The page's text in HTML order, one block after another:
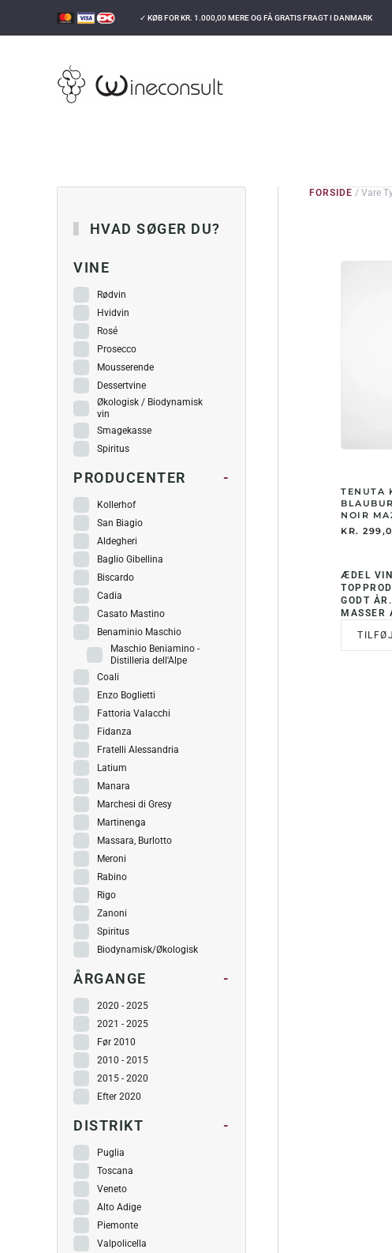
✓ KØB FORKR. 1.000,00MERE OG FÅ GRATIS FRAGT I DANMARK
FORSIDE / Vare
TENUTA
NOIR
KR.
ÆDEL
GODT
MASSER
HVAD SØGER DU?
VINE
Rødvin
Hvidvin
Rosé
Prosecco
Mousserende
Dessertvine
Økologisk / Biodynamisk
vin
Smagekasse
Spiritus
PRODUCENTER -
Kollerhof
San Biagio
Aldegheri
Baglio Gibellina
Biscardo
Cadia
Casato Mastino
Benaminio Maschio
Maschio Beniamino -
Distilleria dell'Alpe
Coali
Enzo Boglietti
Fattoria Valacchi
Fidanza
Fratelli Alessandria
Latium
Manara
Marchesi di Gresy
Martinenga
Massara, Burlotto
Meroni
Rabino
Rigo
Zanoni
Spiritus
Biodynamisk/Økologisk
ÅRGANGE -
2020 - 2025
2021 - 2025
Før 2010
2010 - 2015
2015 - 2020
Efter 2020
DISTRIKT -
Puglia
Toscana
Veneto
Alto Adige
Piemonte
Valpolicella